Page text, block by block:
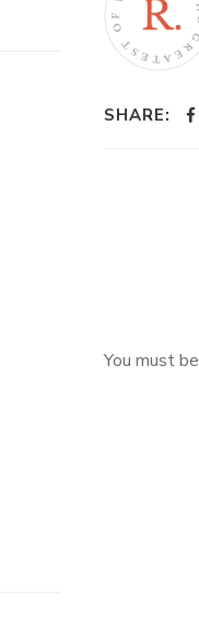
SHARE:
You must be